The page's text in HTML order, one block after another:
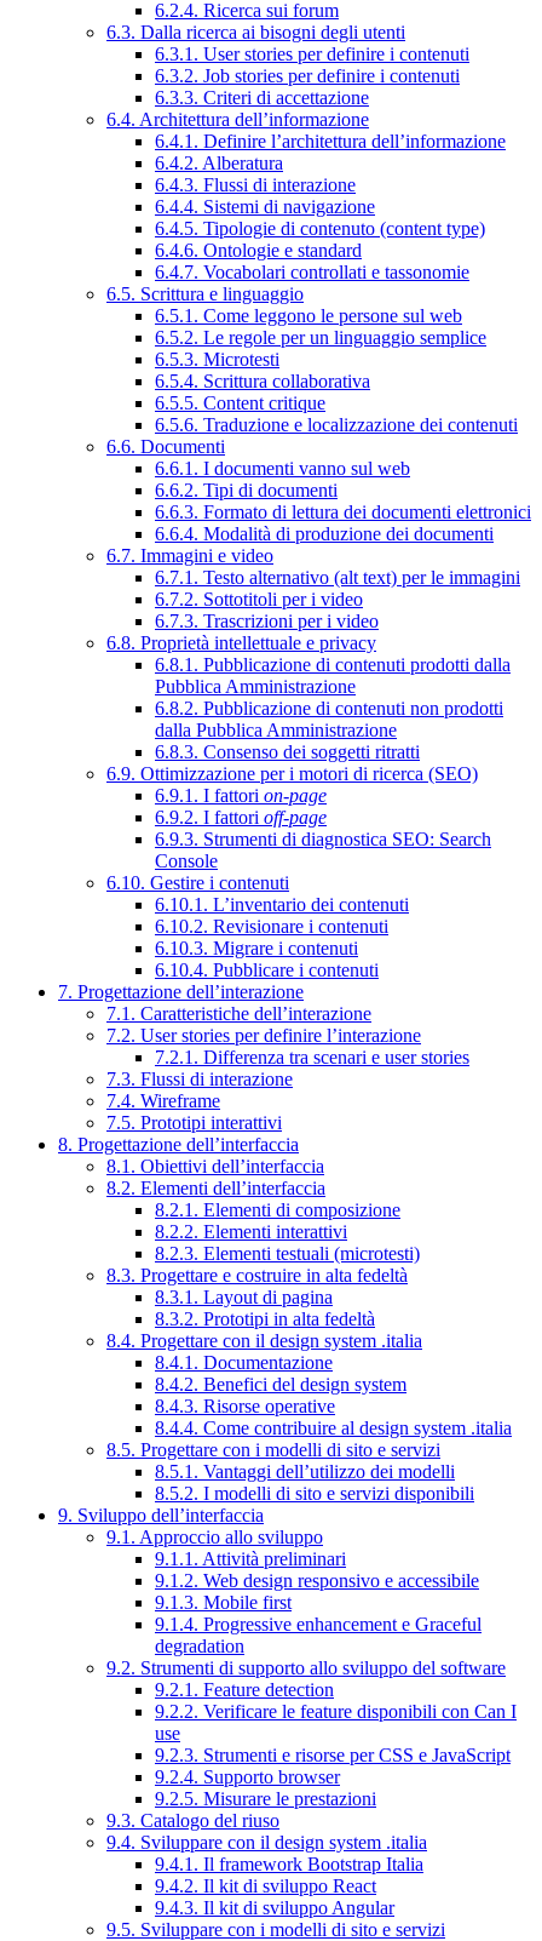
6.2.4. Ricerca sui forum
6.3. Dalla ricerca ai bisogni degli utenti
6.3.1. User stories per definire i contenuti
6.3.2. Job stories per definire i contenuti
6.3.3. Criteri di accettazione
6.4. Architettura dell’informazione
6.4.1. Definire l’architettura dell’informazione
6.4.2. Alberatura
6.4.3. Flussi di interazione
6.4.4. Sistemi di navigazione
6.4.5. Tipologie di contenuto (content type)
6.4.6. Ontologie e standard
6.4.7. Vocabolari controllati e tassonomie
6.5. Scrittura e linguaggio
6.5.1. Come leggono le persone sul web
6.5.2. Le regole per un linguaggio semplice
6.5.3. Microtesti
6.5.4. Scrittura collaborativa
6.5.5. Content critique
6.5.6. Traduzione e localizzazione dei contenuti
6.6. Documenti
6.6.1. I documenti vanno sul web
6.6.2. Tipi di documenti
6.6.3. Formato di lettura dei documenti elettronici
6.6.4. Modalità di produzione dei documenti
6.7. Immagini e video
6.7.1. Testo alternativo (alt text) per le immagini
6.7.2. Sottotitoli per i video
6.7.3. Trascrizioni per i video
6.8. Proprietà intellettuale e privacy
6.8.1. Pubblicazione di contenuti prodotti dalla
Pubblica Amministrazione
6.8.2. Pubblicazione di contenuti non prodotti
dalla Pubblica Amministrazione
6.8.3. Consenso dei soggetti ritratti
6.9. Ottimizzazione per i motori di ricerca (SEO)
6.9.1. I fattori on-page
6.9.2. I fattori off-page
6.9.3. Strumenti di diagnostica SEO: Search
Console
6.10. Gestire i contenuti
6.10.1. L’inventario dei contenuti
6.10.2. Revisionare i contenuti
6.10.3. Migrare i contenuti
6.10.4. Pubblicare i contenuti
7. Progettazione dell’interazione
7.1. Caratteristiche dell’interazione
7.2. User stories per definire l’interazione
7.2.1. Differenza tra scenari e user stories
7.3. Flussi di interazione
7.4. Wireframe
7.5. Prototipi interattivi
8. Progettazione dell’interfaccia
8.1. Obiettivi dell’interfaccia
8.2. Elementi dell’interfaccia
8.2.1. Elementi di composizione
8.2.2. Elementi interattivi
8.2.3. Elementi testuali (microtesti)
8.3. Progettare e costruire in alta fedeltà
8.3.1. Layout di pagina
8.3.2. Prototipi in alta fedeltà
8.4. Progettare con il design system .italia
8.4.1. Documentazione
8.4.2. Benefici del design system
8.4.3. Risorse operative
8.4.4. Come contribuire al design system .italia
8.5. Progettare con i modelli di sito e servizi
8.5.1. Vantaggi dell’utilizzo dei modelli
8.5.2. I modelli di sito e servizi disponibili
9. Sviluppo dell’interfaccia
9.1. Approccio allo sviluppo
9.1.1. Attività preliminari
9.1.2. Web design responsivo e accessibile
9.1.3. Mobile first
9.1.4. Progressive enhancement e Graceful
degradation
9.2. Strumenti di supporto allo sviluppo del software
9.2.1. Feature detection
9.2.2. Verificare le feature disponibili con Can I
use
9.2.3. Strumenti e risorse per CSS e JavaScript
9.2.4. Supporto browser
9.2.5. Misurare le prestazioni
9.3. Catalogo del riuso
9.4. Sviluppare con il design system .italia
9.4.1. Il framework Bootstrap Italia
9.4.2. Il kit di sviluppo React
9.4.3. Il kit di sviluppo Angular
9.5. Sviluppare con i modelli di sito e servizi